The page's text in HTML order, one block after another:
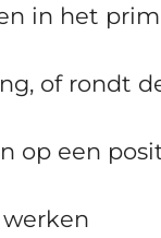
in het
of rondt
op een